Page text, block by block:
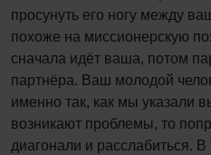
просунуть его ногу между
похоже на миссионерскую
сначала идёт ваша, потом
партнёра. Ваш молодой
именно так, как мы указали
возникают проблемы, то
диагонали и расслабиться.